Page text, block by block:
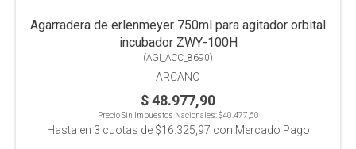
Agarradera de erlenmeyer 750ml para agitador orbital
incubador ZWY-100H
(AGI_ACC_8690)
ARCANO
$ 48.977,90
Precio Sin Impuestos Nacionales:$40.477,60
Hasta en 3 cuotas de $16.325,97 con Mercado Pago